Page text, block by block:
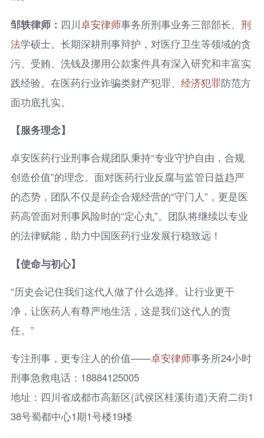
邹轶律师： 四川卓安律师事务所刑事业务三部部长、 刑
法学硕士。长期深耕刑事辩护，对医疗卫生等领域的贪
污、受贿、洗钱及挪用公款案件具有深入研究和丰富实
践经验。在医药行业诈骗类财产犯罪、 经济犯罪防范方
面功底扎实。
【服务理念】
卓安医药行业刑事合规团队秉持“专业守护自由，合规
创造价值”的理念。面对医药行业反腐与监管日益趋严
的态势，团队不仅是药企合规经营的“守门人”，更是医
药高管面对刑事风险时的“定心丸”。团队将继续以专业
的法律赋能，助力中国医药行业发展行稳致远！
【使命与初心】
“历史会记住我们这代人做了什么选择。让行业更干
净，让医药人有尊严地生活，这是我们这代人的责
任。”
专注刑事，更专注人的价值——卓安律师事务所24小时
刑事急救电话：18884125005
地址：四川省成都市高新区(武侯区桂溪街道)天府二街1
38号蜀都中心1期1号楼19楼